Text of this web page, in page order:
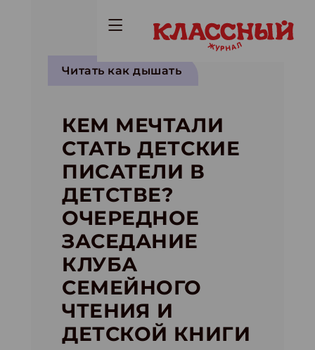
Читать как дышать
КЕМ МЕЧТАЛИ
СТАТЬ ДЕТСКИЕ
ПИСАТЕЛИ В
ДЕТСТВЕ?
ОЧЕРЕДНОЕ
ЗАСЕДАНИЕ
КЛУБА
СЕМЕЙНОГО
ЧТЕНИЯ И
ДЕТСКОЙ КНИГИ